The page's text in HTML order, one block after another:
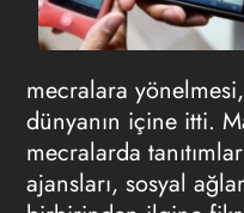
mecralara
dünyanın içine itti.
mecralarda
ajansları, sosyal